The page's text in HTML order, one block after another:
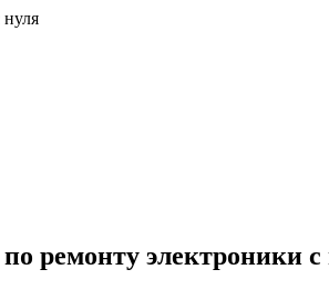
ремонту электроники с